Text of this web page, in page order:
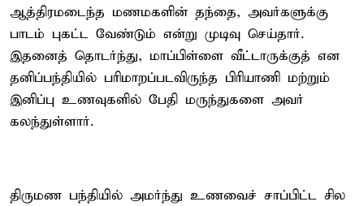
ஆத்திரமடைந்த மணமகளின் தந்தை, அவர்களுக்கு
பாடம் புகட்ட வேண்டும் என்று முடிவு செய்தார்.
இதனைத் தொடர்ந்து, மாப்பிள்ளை வீட்டாருக்குத் என
தனிப்பந்தியில் பரிமாறப்படவிருந்த பிரியாணி மற்றும்
இனிப்பு உணவுகளில் பேதி மருந்துகளை அவர்
கலந்துள்ளார்.
திருமண பந்தியில் அமர்ந்து உணவைச் சாப்பிட்ட சில